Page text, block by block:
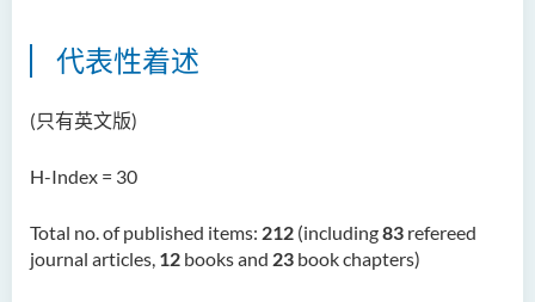
代表性着述
(只有英文版)
H-Index = 30
Total no. of published items: 212 (including83 refereed
journal articles, 12 books and 23 book chapters)
校外顾问团及校外考试委员